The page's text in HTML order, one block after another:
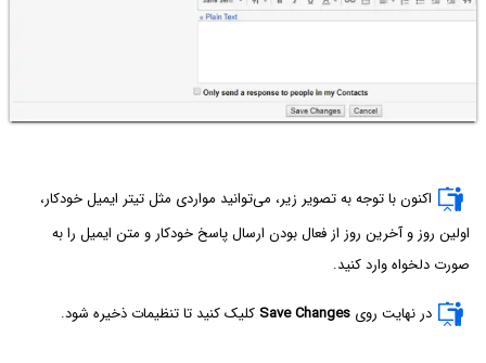
اکنون با توجه به تصویر زیر، می‌توانید مواردی مثل تیتر ایمیل خودکار،
اولین روز و آخرین روز از فعال بودن ارسال پاسخ خودکار و متن ایمیل را به
صورت دلخواه وارد کنید.
در نهایت روی Save Changes کلیک کنید تا تنظیمات ذخیره شود.